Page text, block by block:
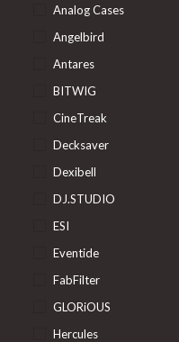
Analog Cases
Angelbird
Antares
BITWIG
CineTreak
Decksaver
Dexibell
DJ.STUDIO
ESI
Eventide
FabFilter
GLORiOUS
Hercules